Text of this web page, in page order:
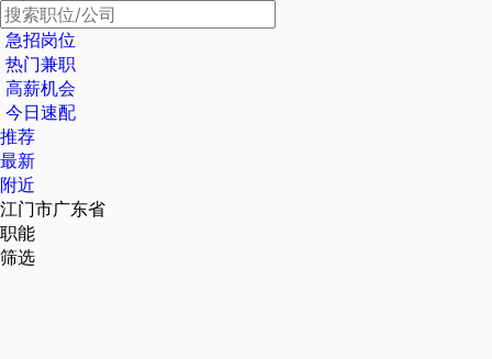
急招岗位
热门兼职
高薪机会
今日速配
推荐
最新
附近
江门市广东省
职能
筛选